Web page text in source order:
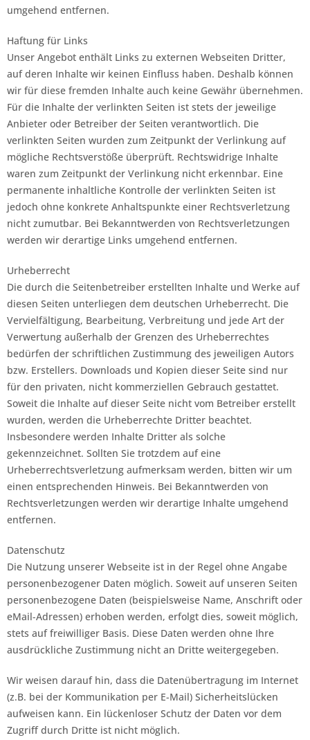
umgehend entfernen.
Haftung für Links
Unser Angebot enthält Links zu externen Webseiten Dritter,
auf deren Inhalte wir keinen Einfluss haben. Deshalb können
wir für diese fremden Inhalte auch keine Gewähr übernehmen.
Für die Inhalte der verlinkten Seiten ist stets der jeweilige
Anbieter oder Betreiber der Seiten verantwortlich. Die
verlinkten Seiten wurden zum Zeitpunkt der Verlinkung auf
mögliche Rechtsverstöße überprüft. Rechtswidrige Inhalte
waren zum Zeitpunkt der Verlinkung nicht erkennbar. Eine
permanente inhaltliche Kontrolle der verlinkten Seiten ist
jedoch ohne konkrete Anhaltspunkte einer Rechtsverletzung
nicht zumutbar. Bei Bekanntwerden von Rechtsverletzungen
werden wir derartige Links umgehend entfernen.
Urheberrecht
Die durch die Seitenbetreiber erstellten Inhalte und Werke auf
diesen Seiten unterliegen dem deutschen Urheberrecht. Die
Vervielfältigung, Bearbeitung, Verbreitung und jede Art der
Verwertung außerhalb der Grenzen des Urheberrechtes
bedürfen der schriftlichen Zustimmung des jeweiligen Autors
bzw. Erstellers. Downloads und Kopien dieser Seite sind nur
für den privaten, nicht kommerziellen Gebrauch gestattet.
Soweit die Inhalte auf dieser Seite nicht vom Betreiber erstellt
wurden, werden die Urheberrechte Dritter beachtet.
Insbesondere werden Inhalte Dritter als solche
gekennzeichnet. Sollten Sie trotzdem auf eine
Urheberrechtsverletzung aufmerksam werden, bitten wir um
einen entsprechenden Hinweis. Bei Bekanntwerden von
Rechtsverletzungen werden wir derartige Inhalte umgehend
entfernen.
Datenschutz
Die Nutzung unserer Webseite ist in der Regel ohne Angabe
personenbezogener Daten möglich. Soweit auf unseren Seiten
personenbezogene Daten (beispielsweise Name, Anschrift oder
eMail-Adressen) erhoben werden, erfolgt dies, soweit möglich,
stets auf freiwilliger Basis. Diese Daten werden ohne Ihre
ausdrückliche Zustimmung nicht an Dritte weitergegeben.
Wir weisen darauf hin, dass die Datenübertragung im Internet
(z.B. bei der Kommunikation per E-Mail) Sicherheitslücken
aufweisen kann. Ein lückenloser Schutz der Daten vor dem
Zugriff durch Dritte ist nicht möglich.